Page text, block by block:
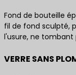
Fond de bouteille
fil de fond sculpté,
l'usure, ne
VERRE SANS